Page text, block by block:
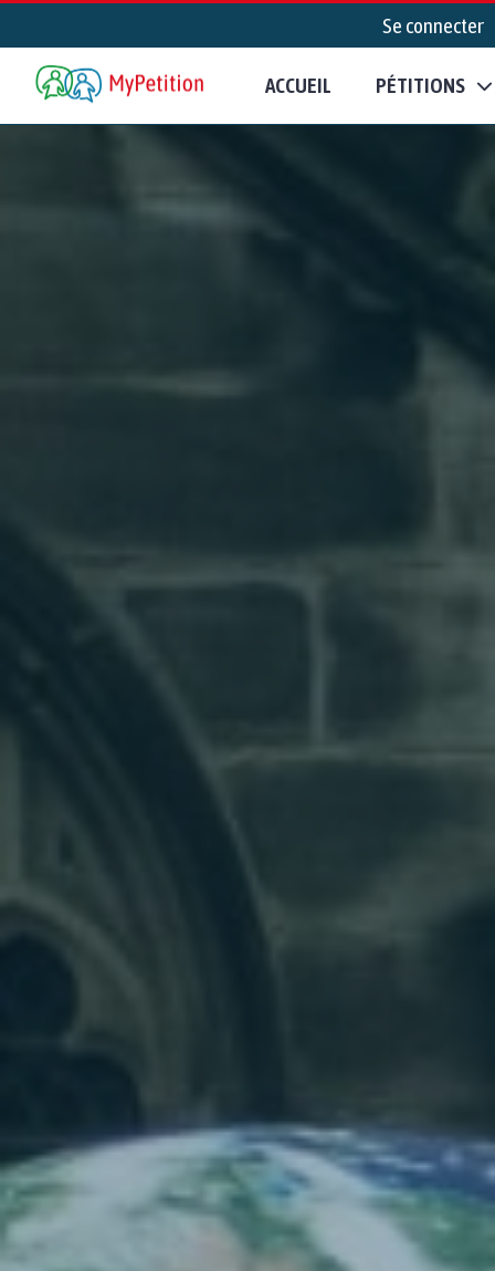
Se connecter
ACCUEIL PÉTITIONS